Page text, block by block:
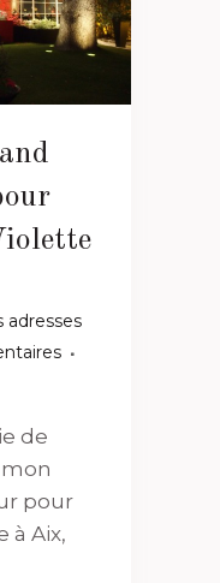
adresses
de
pour
à Aix,